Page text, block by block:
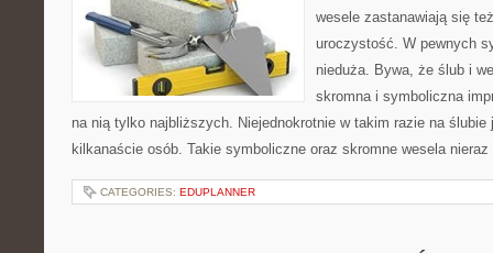
wesele zastanawiają się
uroczystość. W pewnych
nieduża. Bywa, że ślub i
skromna i symboliczna
na nią tylko najbliższych. Niejednokrotnie w takim razie na
kilkanaście osób. Takie symboliczne oraz skromne wesela
CATEGORIES: EDUPLANNER